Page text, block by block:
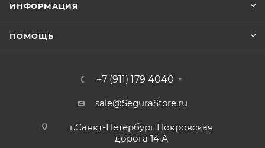
ИНФОРМАЦИЯ
ПОМОЩЬ
+7 (911) 179 4040
sale@SeguraStore.ru
г.Санкт-Петербург Покровская
дорога 14 А